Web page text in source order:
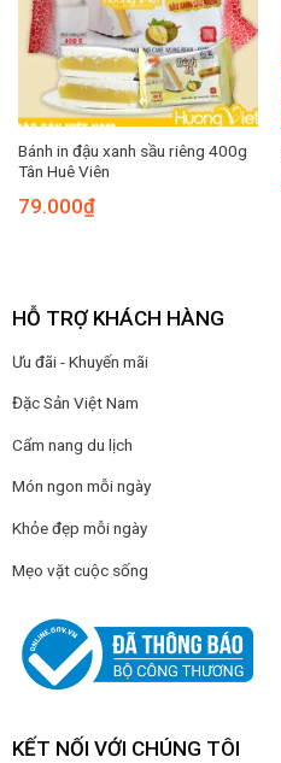
Bánh in đậu xanh sầu riêng 400g
Tân Huê Viên
79.000₫
HỖ TRỢ KHÁCH HÀNG
Ưu đãi - Khuyến mãi
Đặc Sản Việt Nam
Cẩm nang du lịch
Món ngon mỗi ngày
Khỏe đẹp mỗi ngày
Mẹo vặt cuộc sống
KẾT NỐI VỚI CHÚNG TÔI